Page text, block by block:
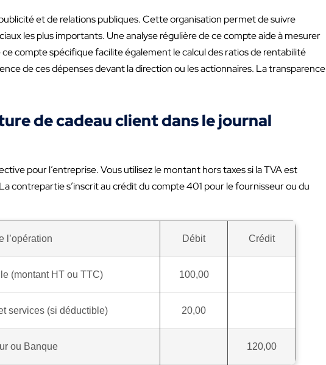
et de relations publiques. Cette organisation permet de suivre
les plus importants. Une analyse régulière de ce compte aide à mesurer
compte spécifique facilite également le calcul des ratios de rentabilité
de ces dépenses devant la direction ou les actionnaires. La transparence
de cadeau client dans le journal
pour l’entreprise. Vous utilisez le montant hors taxes si la TVA est
contrepartie s’inscrit au crédit du compte 401 pour le fournisseur ou du
l’opération Débit Crédit
(montant HT ou TTC) 100,00
services (si déductible) 20,00
ou Banque 120,00